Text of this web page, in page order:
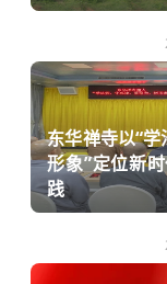
东华禅寺以“
形象”定位新
践